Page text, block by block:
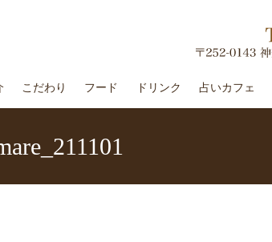
こだわり フード ドリンク 占いカフェ